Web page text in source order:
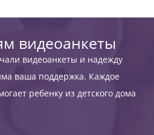
видеоанкеты
видеоанкеты и надежду
ваша поддержка. Каждое
ребенку из детского дома